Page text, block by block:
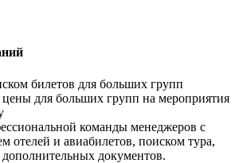
билетов для больших групп
для больших групп на мероприятия
команды менеджеров с
отелей и авиабилетов, поиском тура,
документов.